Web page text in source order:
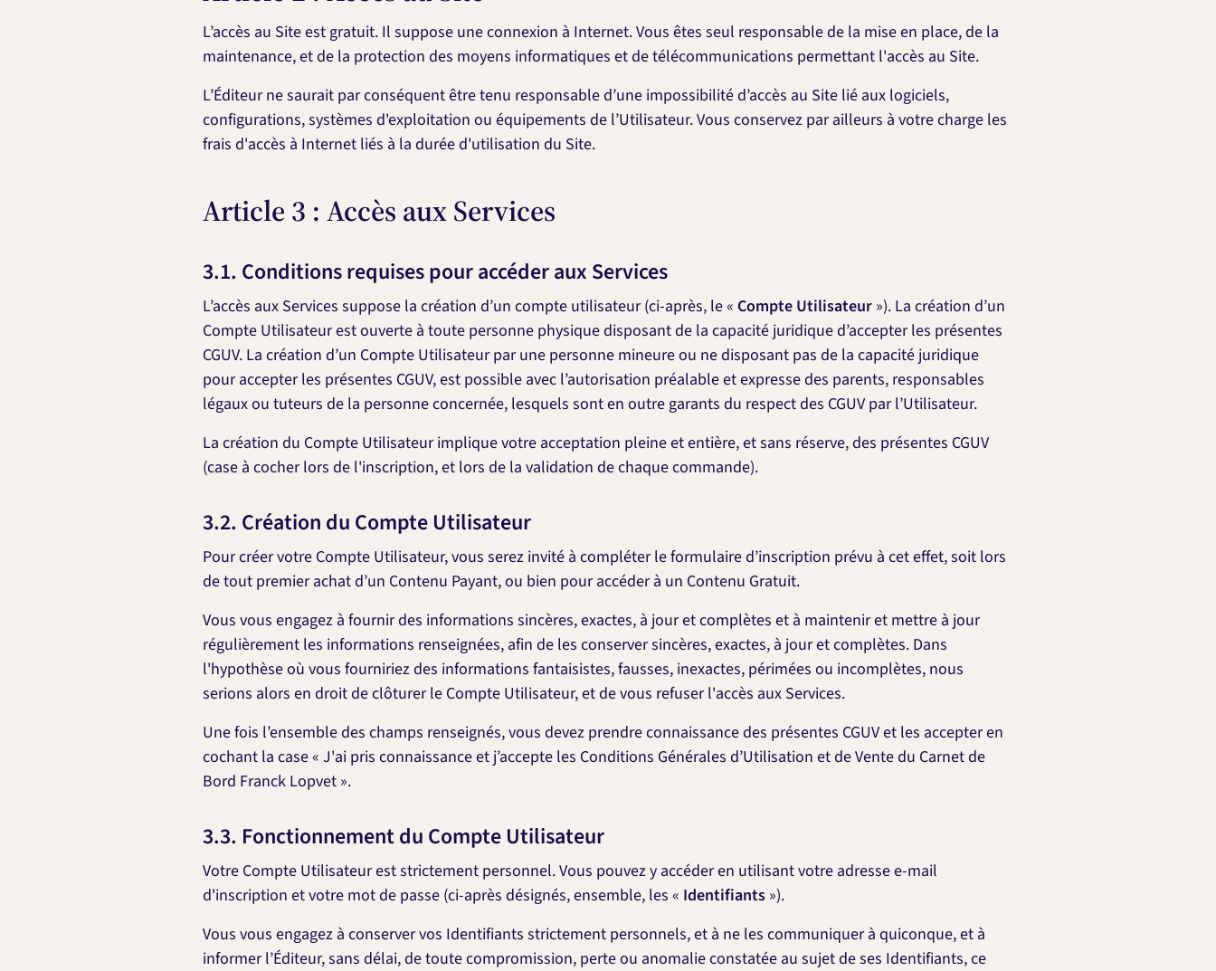
L’accès au Site est gratuit. Il suppose une connexion à Internet. Vous êtes seul responsable de la mise en place, de la
maintenance, et de la protection des moyens informatiques et de télécommunications permettant l'accès au Site.
L’Éditeur ne saurait par conséquent être tenu responsable d’une impossibilité d’accès au Site lié aux logiciels,
configurations, systèmes d'exploitation ou équipements de l’Utilisateur. Vous conservez par ailleurs à votre charge les
frais d'accès à Internet liés à la durée d'utilisation du Site.
Article 3 : Accès aux Services
3.1. Conditions requises pour accéder aux Services
L’accès aux Services suppose la création d’un compte utilisateur (ci-après, le « Compte Utilisateur »). La création d’un
Compte Utilisateur est ouverte à toute personne physique disposant de la capacité juridique d’accepter les présentes
CGUV. La création d’un Compte Utilisateur par une personne mineure ou ne disposant pas de la capacité juridique
pour accepter les présentes CGUV, est possible avec l’autorisation préalable et expresse des parents, responsables
légaux ou tuteurs de la personne concernée, lesquels sont en outre garants du respect des CGUV par l’Utilisateur.
La création du Compte Utilisateur implique votre acceptation pleine et entière, et sans réserve, des présentes CGUV
(case à cocher lors de l'inscription, et lors de la validation de chaque commande).
3.2. Création du Compte Utilisateur
Pour créer votre Compte Utilisateur, vous serez invité à compléter le formulaire d’inscription prévu à cet effet, soit lors
de tout premier achat d’un Contenu Payant, ou bien pour accéder à un Contenu Gratuit.
Vous vous engagez à fournir des informations sincères, exactes, à jour et complètes et à maintenir et mettre à jour
régulièrement les informations renseignées, afin de les conserver sincères, exactes, à jour et complètes. Dans
l'hypothèse où vous fourniriez des informations fantaisistes, fausses, inexactes, périmées ou incomplètes, nous
serions alors en droit de clôturer le Compte Utilisateur, et de vous refuser l'accès aux Services.
Une fois l’ensemble des champs renseignés, vous devez prendre connaissance des présentes CGUV et les accepter en
cochant la case « J'ai pris connaissance et j’accepte les Conditions Générales d’Utilisation et de Vente du Carnet de
Bord Franck Lopvet ».
3.3. Fonctionnement du Compte Utilisateur
Votre Compte Utilisateur est strictement personnel. Vous pouvez y accéder en utilisant votre adresse e-mail
d'inscription et votre mot de passe (ci-après désignés, ensemble, les « Identifiants »).
Vous vous engagez à conserver vos Identifiants strictement personnels, et à ne les communiquer à quiconque, et à
informer l’Éditeur, sans délai, de toute compromission, perte ou anomalie constatée au sujet de ses Identifiants, ce